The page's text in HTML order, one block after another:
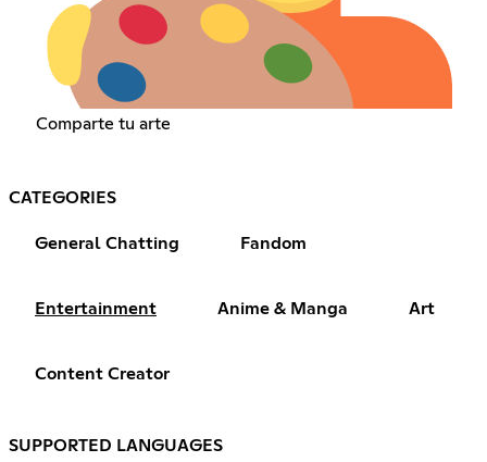
Comparte tu arte
CATEGORIES
General Chatting Fandom
Entertainment Anime & Manga Art
Content Creator
SUPPORTED LANGUAGES